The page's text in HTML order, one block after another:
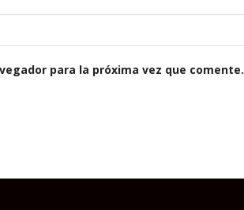
para la próxima vez que comente.